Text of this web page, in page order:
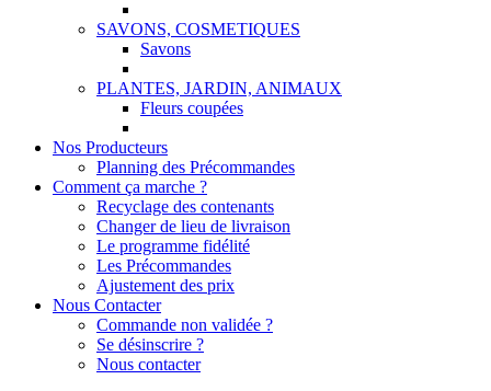
SAVONS, COSMETIQUES
Savons
PLANTES, JARDIN, ANIMAUX
Fleurs coupées
Nos Producteurs
Planning des Précommandes
Comment ça marche ?
Recyclage des contenants
Changer de lieu de livraison
Le programme fidélité
Les Précommandes
Ajustement des prix
Nous Contacter
Commande non validée ?
Se désinscrire ?
Nous contacter